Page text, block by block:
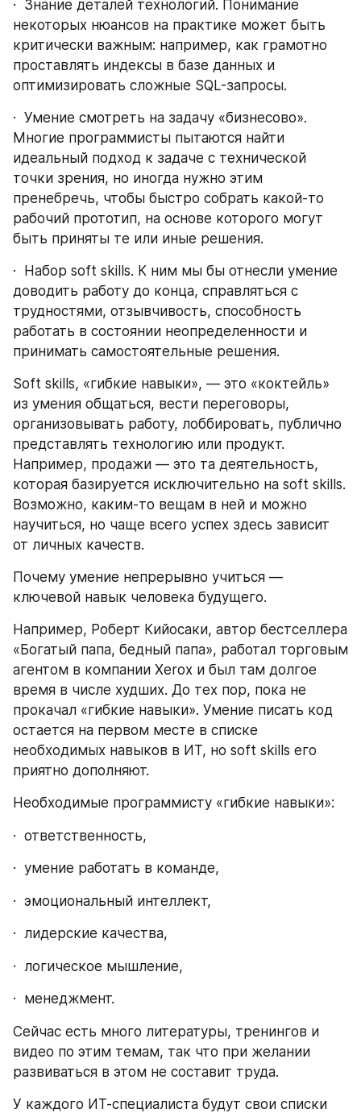
·  Знание деталей технологий. Понимание
некоторых нюансов на практике может быть
критически важным: например, как грамотно
проставлять индексы в базе данных и
оптимизировать сложные SQL-запросы.
·  Умение смотреть на задачу «бизнесово».
Многие программисты пытаются найти
идеальный подход к задаче с технической
точки зрения, но иногда нужно этим
пренебречь, чтобы быстро собрать какой-то
рабочий прототип, на основе которого могут
быть приняты те или иные решения.
·  Набор soft skills. К ним мы бы отнесли умение
доводить работу до конца, справляться с
трудностями, отзывчивость, способность
работать в состоянии неопределенности и
принимать самостоятельные решения.
Soft skills, «гибкие навыки», — это «коктейль»
из умения общаться, вести переговоры,
организовывать работу, лоббировать, публично
представлять технологию или продукт.
Например, продажи — это та деятельность,
которая базируется исключительно на soft skills.
Возможно, каким-то вещам в ней и можно
научиться, но чаще всего успех здесь зависит
от личных качеств.
Почему умение непрерывно учиться —
ключевой навык человека будущего.
Например, Роберт Кийосаки, автор бестселлера
«Богатый папа, бедный папа», работал торговым
агентом в компании Xerox и был там долгое
время в числе худших. До тех пор, пока не
прокачал «гибкие навыки». Умение писать код
остается на первом месте в списке
необходимых навыков в ИТ, но soft skills его
приятно дополняют.
Необходимые программисту «гибкие навыки»:
·  ответственность,
·  умение работать в команде,
·  эмоциональный интеллект,
·  лидерские качества,
·  логическое мышление,
·  менеджмент.
Сейчас есть много литературы, тренингов и
видео по этим темам, так что при желании
развиваться в этом не составит труда.
У каждого ИТ-специалиста будут свои списки